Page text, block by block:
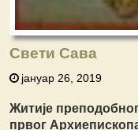
Свети Сава
јануар 26, 2019
Житије
првог